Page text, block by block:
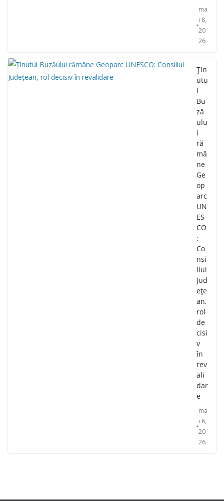
ma
i 8,
20
26
Țin
utu
l
Bu
ză
ulu
i
ră
mâ
ne
Ge
op
arc
UN
ES
CO
:
Co
nsi
liul
Jud
ețe
an,
rol
de
cisi
v
în
rev
ali
dar
e
ma
i 6,
20
26